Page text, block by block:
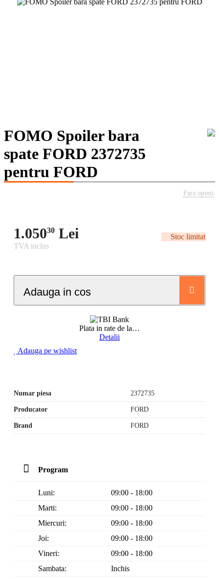
FOMO Spoiler bara
spate FORD 2372735
pentru FORD
Fara opinii
1.05030 Lei
Stoc limitat
TVA inclus
Adauga in cos
Plata in rate de la…
Detalii
Adauga pe wishlist
Numar piesa 2372735
Producator FORD
Brand FORD
Program
Luni:
09:00 - 18:00
Marti:
09:00 - 18:00
Miercuri:
09:00 - 18:00
Joi:
09:00 - 18:00
Vineri:
09:00 - 18:00
Sambata:
Inchis